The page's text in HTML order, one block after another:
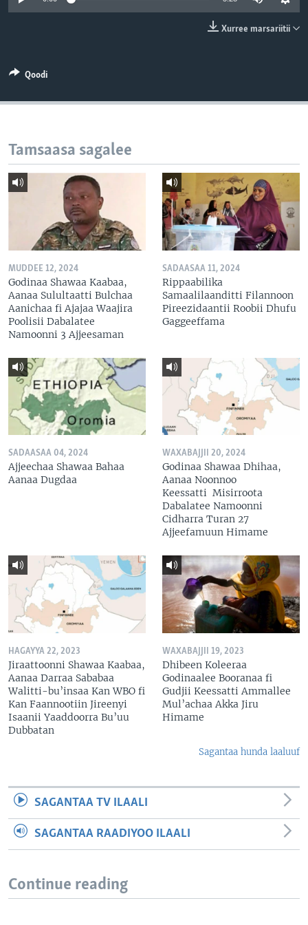
Xurree marsariitii
Qoodi
Tamsaasa sagalee
MUDDEE 12, 2024
Godinaa Shawaa Kaabaa,
Aanaa Sulultaatti Bulchaa
Aanichaa fi Ajajaa Waajira
Poolisii Dabalatee
Namoonni 3 Ajjeesaman
SADAASAA 11, 2024
Rippaabilika
Samaalilaanditti Filannoon
Pireezidaantii Roobii Dhufu
Gaggeeffama
SADAASAA 04, 2024
Ajjeechaa Shawaa Bahaa
Aanaa Dugdaa
WAXABAJJII 20, 2024
Godinaa Shawaa Dhihaa,
Aanaa Noonnoo
Keessatti Misirroota
Dabalatee Namoonni
Cidharra Turan 27
Ajjeefamuun Himame
HAGAYYA 22, 2023
Jiraattoonni Shawaa Kaabaa,
Aanaa Darraa Sababaa
Walitti-bu’insaa Kan WBO fi
Kan Faannootiin Jireenyi
Isaanii Yaaddoorra Bu’uu
Dubbatan
WAXABAJJII 19, 2023
Dhibeen Koleeraa
Godinaalee Booranaa fi
Gudjii Keessatti Ammallee
Mul’achaa Akka Jiru
Himame
Sagantaa hunda laaluuf
SAGANTAA TV ILAALI
SAGANTAA RAADIYOO ILAALI
Continue reading